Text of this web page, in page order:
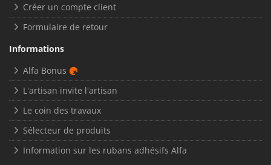
Créer un compte client
Formulaire de retour
Informations
Alfa Bonus
L'artisan invite l'artisan
Le coin des travaux
Sélecteur de produits
Information sur les rubans adhésifs Alfa